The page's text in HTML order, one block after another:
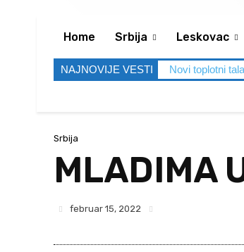
Home Srbija Leskovac
NAJNOVIJE VESTI Novi toplotni
Srbija
MLADIMA
februar 15, 2022